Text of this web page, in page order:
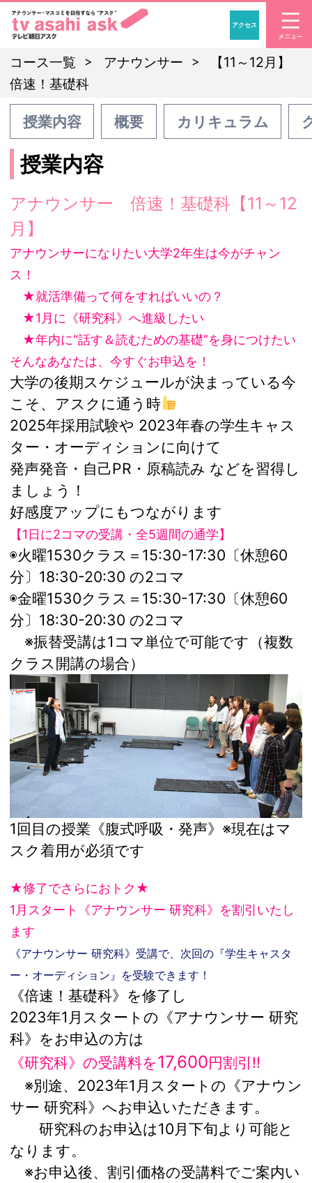
「アナウンサー・マ
アクセス
コース一覧 アナウンサー
【11～12月】
倍速！基礎科
授業内容 概要 カリキュラム
授業内容
アナウンサー 倍速！基礎科【11～12
月】
アナウンサーになりたい大学2年生は今がチャン
ス！
★就活準備って何をすればいいの？
★1月に《研究科》へ進級したい
★年内に“話す＆読むための基礎”を身につけたい
そんなあなたは、今すぐお申込を！
大学の後期スケジュールが決まっている今
こそ、アスクに通う時
2025年採用試験や 2023年春の学生キャス
ター・オーディションに向けて
発声発音・自己PR・原稿読み などを習得し
ましょう！
好感度アップにもつながります
【1日に2コマの受講・全5週間の通学】
◉火曜1530クラス＝15:30-17:30〔休憩60
分〕18:30-20:30 の2コマ
◉金曜1530クラス＝15:30-17:30〔休憩60
分〕18:30-20:30 の2コマ
※振替受講は1コマ単位で可能です（複数
クラス開講の場合）
1回目の授業《腹式呼吸・発声》※現在はマ
スク着用が必須です
★修了でさらにおトク★
1月スタート《アナウンサー 研究科》を割引いたし
ます
《アナウンサー 研究科》受講で、次回の『学生キャスタ
ー・オーディション』を受験できます！
《倍速！基礎科》を修了し
2023年1月スタートの《アナウンサー 研究
科》をお申込の方は
《研究科》の受講料を17,600円割引!!
※別途、2023年1月スタートの《アナウン
サー 研究科》へお申込いただきます。
研究科のお申込は10月下旬より可能と
なります。
※お申込後、割引価格の受講料でご案内い